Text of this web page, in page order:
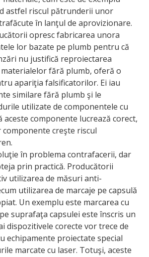
astfel riscul pătrunderii unor
în lanţul de aprovizionare.
opresc fabricarea unora
lor bazate pe plumb pentru că
nu justifică reproiectarea
fără plumb, oferă o
apariţia falsificatorilor. Ei iau
similare fără plumb şi le
utilizate de componentele cu
aceste componente lucrează corect,
creşte riscul
în problema contrafacerii, dar
prin practică. Producătorii
utilizarea de măsuri anti-
utilizarea de marcaje pe capsulă
Un exemplu este marcarea cu
suprafaţa capsulei este înscris un
dispozitivele corecte vor trece de
echipamente proiectate special
marcate cu laser. Totuşi, aceste